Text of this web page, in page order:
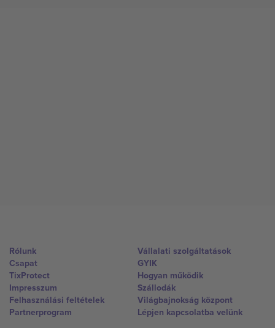
Rólunk
Csapat
TixProtect
Impresszum
Felhasználási feltételek
Partnerprogram
Vállalati szolgáltatások
GYIK
Hogyan működik
Szállodák
Világbajnokság központ
Lépjen kapcsolatba velünk